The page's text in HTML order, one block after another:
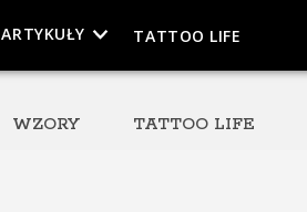
ARTYKUŁY TATTOO LIFE
WZORY TATTOO LIFE